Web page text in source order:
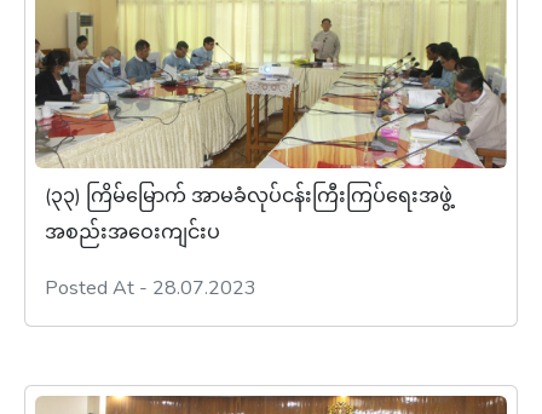
(၃၃) ကြိမ်မြောက် အာမခံလုပ်ငန်းကြီးကြပ်ရေးအဖွဲ့
အစည်းအဝေးကျင်းပ
Posted At - 28.07.2023